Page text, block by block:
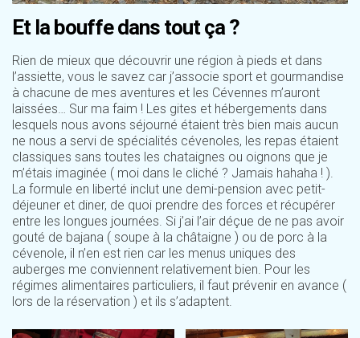
Et la bouffe dans tout ça ?
Rien de mieux que découvrir une région à pieds et dans
l’assiette, vous le savez car j’associe sport et gourmandise
à chacune de mes aventures et les Cévennes m’auront
laissées… Sur ma faim ! Les gites et hébergements dans
lesquels nous avons séjourné étaient très bien mais aucun
ne nous a servi de spécialités cévenoles, les repas étaient
classiques sans toutes les chataignes ou oignons que je
m’étais imaginée ( moi dans le cliché ? Jamais hahaha ! ).
La formule en liberté inclut une demi-pension avec petit-
déjeuner et diner, de quoi prendre des forces et récupérer
entre les longues journées. Si j’ai l’air déçue de ne pas avoir
gouté de bajana ( soupe à la châtaigne ) ou de porc à la
cévenole, il n’en est rien car les menus uniques des
auberges me conviennent relativement bien. Pour les
régimes alimentaires particuliers, il faut prévenir en avance (
lors de la réservation ) et ils s’adaptent.